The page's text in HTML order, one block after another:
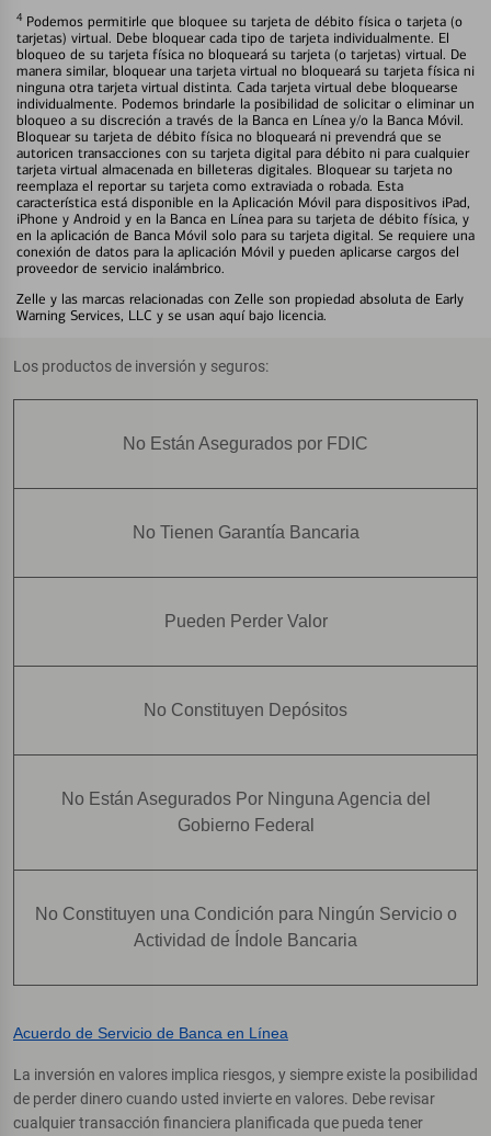
4 Podemos permitirle que bloquee su tarjeta de débito física o tarjeta (o
tarjetas) virtual. Debe bloquear cada tipo de tarjeta individualmente. El
bloqueo de su tarjeta física no bloqueará su tarjeta (o tarjetas) virtual. De
manera similar, bloquear una tarjeta virtual no bloqueará su tarjeta física ni
ninguna otra tarjeta virtual distinta. Cada tarjeta virtual debe bloquearse
individualmente. Podemos brindarle la posibilidad de solicitar o eliminar un
bloqueo a su discreción a través de la Banca en Línea y/o la Banca Móvil.
Bloquear su tarjeta de débito física no bloqueará ni prevendrá que se
autoricen transacciones con su tarjeta digital para débito ni para cualquier
tarjeta virtual almacenada en billeteras digitales. Bloquear su tarjeta no
reemplaza el reportar su tarjeta como extraviada o robada. Esta
característica está disponible en la Aplicación Móvil para dispositivos iPad,
iPhone y Android y en la Banca en Línea para su tarjeta de débito física, y
en la aplicación de Banca Móvil solo para su tarjeta digital. Se requiere una
conexión de datos para la aplicación Móvil y pueden aplicarse cargos del
proveedor de servicio inalámbrico.
Zelle y las marcas relacionadas con Zelle son propiedad absoluta de Early
Warning Services, LLC y se usan aquí bajo licencia.
Los productos de inversión y seguros:
No Están Asegurados por FDIC
No Tienen Garantía Bancaria
Pueden Perder Valor
No Constituyen Depósitos
No Están Asegurados Por Ninguna Agencia del
Gobierno Federal
No Constituyen una Condición para Ningún Servicio o
Actividad de Índole Bancaria
Acuerdo de Servicio de Banca en Línea
La inversión en valores implica riesgos, y siempre existe la posibilidad
de perder dinero cuando usted invierte en valores. Debe revisar
cualquier transacción financiera planificada que pueda tener